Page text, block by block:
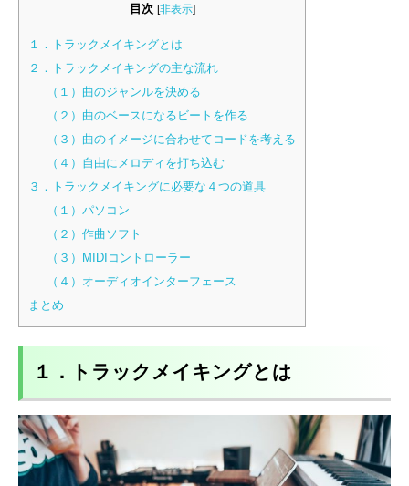
目次 [非表示]
１．トラックメイキングとは
２．トラックメイキングの主な流れ
（１）曲のジャンルを決める
（２）曲のベースになるビートを作る
（３）曲のイメージに合わせてコードを考える
（４）自由にメロディを打ち込む
３．トラックメイキングに必要な４つの道具
（１）パソコン
（２）作曲ソフト
（３）MIDIコントローラー
（４）オーディオインターフェース
まとめ
１．トラックメイキングとは